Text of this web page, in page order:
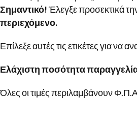
Σημαντικό!Έλεγξε προσεκτικά
περιεχόμενο.
Επίλεξε αυτές τις ετικέτες για να
Ελάχιστη ποσότητα
Όλες οι τιμές περιλαμβάνουν